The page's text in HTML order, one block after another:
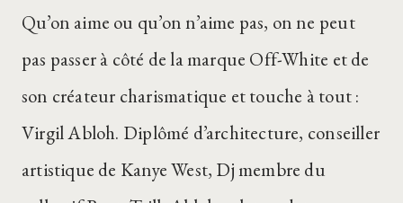
Qu’on aime ou qu’on n’aime pas, on ne peut
pas passer à côté de la marque Off-White et de
son créateur charismatique et touche à tout :
Virgil Abloh. Diplômé d’architecture, conseiller
artistique de Kanye West, Dj membre du